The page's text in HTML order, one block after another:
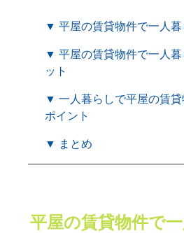
▼ 平屋の賃貸物件で一人暮
▼ 平屋の賃貸物件で一人暮
ット
▼ 一人暮らしで平屋の賃
ポイント
▼ まとめ
平屋の賃貸物件で